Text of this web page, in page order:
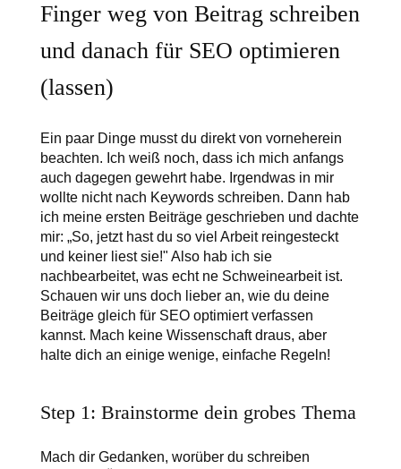
Finger weg von Beitrag schreiben
und danach für SEO optimieren
(lassen)
Ein paar Dinge musst du direkt von vorneherein
beachten. Ich weiß noch, dass ich mich anfangs
auch dagegen gewehrt habe. Irgendwas in mir
wollte nicht nach Keywords schreiben. Dann hab
ich meine ersten Beiträge geschrieben und dachte
mir: „So, jetzt hast du so viel Arbeit reingesteckt
und keiner liest sie!" Also hab ich sie
nachbearbeitet, was echt ne Schweinearbeit ist.
Schauen wir uns doch lieber an, wie du deine
Beiträge gleich für SEO optimiert verfassen
kannst. Mach keine Wissenschaft draus, aber
halte dich an einige wenige, einfache Regeln!
Step 1: Brainstorme dein grobes Thema
Mach dir Gedanken, worüber du schreiben